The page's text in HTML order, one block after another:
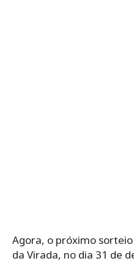
Agora, o próximo
da Virada, no dia 31 de